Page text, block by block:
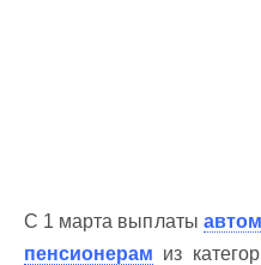
С 1 марта выплаты
пенсионерам из